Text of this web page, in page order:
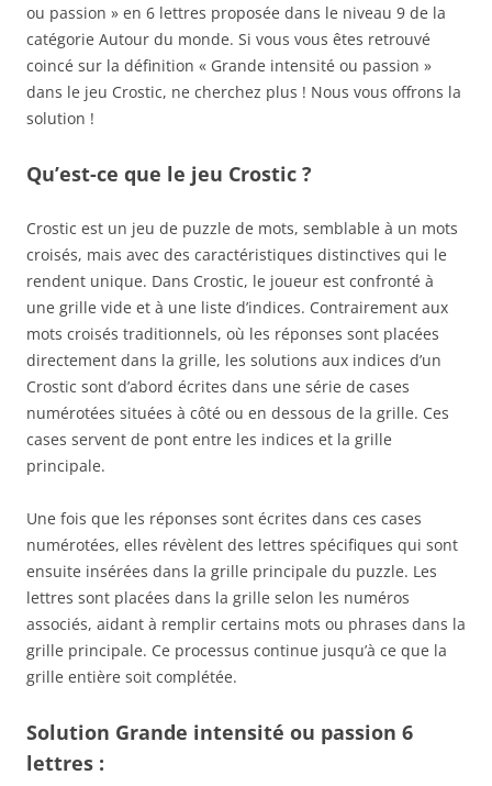
ou passion » en 6 lettres proposée dans le niveau 9 de la
catégorie Autour du monde. Si vous vous êtes retrouvé
coincé sur la définition « Grande intensité ou passion »
dans le jeu Crostic, ne cherchez plus ! Nous vous offrons la
solution !
Qu’est-ce que le jeu Crostic ?
Crostic est un jeu de puzzle de mots, semblable à un mots
croisés, mais avec des caractéristiques distinctives qui le
rendent unique. Dans Crostic, le joueur est confronté à
une grille vide et à une liste d’indices. Contrairement aux
mots croisés traditionnels, où les réponses sont placées
directement dans la grille, les solutions aux indices d’un
Crostic sont d’abord écrites dans une série de cases
numérotées situées à côté ou en dessous de la grille. Ces
cases servent de pont entre les indices et la grille
principale.
Une fois que les réponses sont écrites dans ces cases
numérotées, elles révèlent des lettres spécifiques qui sont
ensuite insérées dans la grille principale du puzzle. Les
lettres sont placées dans la grille selon les numéros
associés, aidant à remplir certains mots ou phrases dans la
grille principale. Ce processus continue jusqu’à ce que la
grille entière soit complétée.
Solution Grande intensité ou passion 6
lettres :